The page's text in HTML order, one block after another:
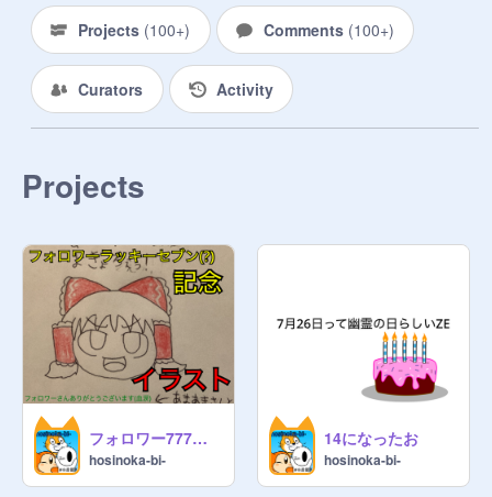
@ziroutouzyou2
@zirotyann
@ziroutouzyou_anime
Projects (100+) Comments (100+)
Curators Activity
Projects
フォロワー777人記念 自己流れいみゅの塗り方(?) (アナログ)
hosinoka-bi-
14になったお
hosinoka-bi-